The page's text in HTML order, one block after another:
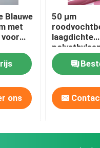
Blauwe
met
voor
ons
50 μm
laagdichte
landbouw